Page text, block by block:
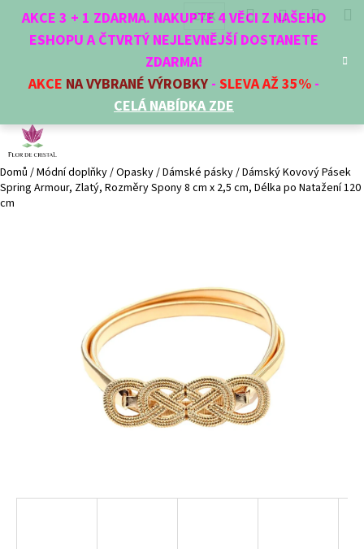
AKCE 3 + 1 ZDARMA. NAKUPTE 4 VĚCI Z NAŠEHO
ESHOPU A ČTVRTÝ NEJLEVNĚJŠÍ DOSTANETE
ZDARMA!
AKCE NA VYBRANÉ VÝROBKY - SLEVA AŽ 35% -
CELÁ NABÍDKA ZDE
CZK HledatPřihlášení
Domů /Módní doplňky/Opasky/Dámské pásky/Dámský Kovový Pásek
Spring Armour, Zlatý, Rozměry Spony 8 cm x 2,5 cm, Délka po Natažení 120
cm
Zpět
Zpět
p
o
t
ř